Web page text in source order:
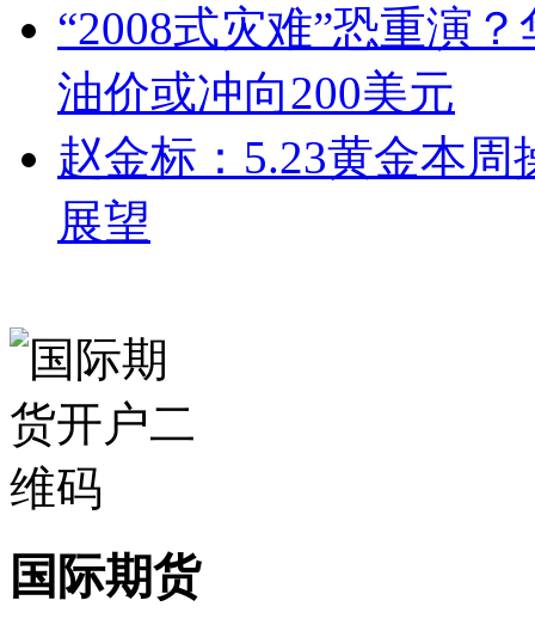
“2008式灾难”恐重演
油价或冲向200美元
赵金标：5.23黄金本
展望
国际期货